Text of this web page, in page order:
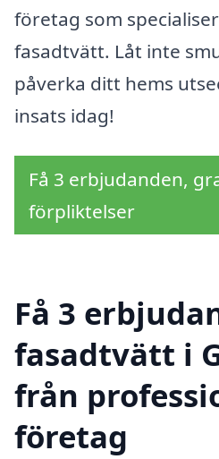
företag som
fasadtvätt. Låt inte
påverka ditt hems
insats idag!
Få 3 erbjudanden,
förpliktelser
Få 3
fasadtvätt i
från
företag